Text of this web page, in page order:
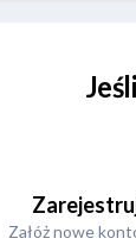
Załóż nowe